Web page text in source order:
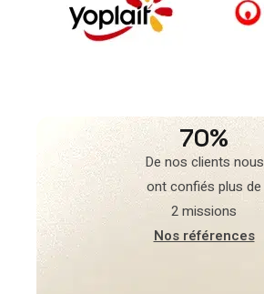
70%
De nos clients nous
ont confiés plus de
2 missions
Nos références